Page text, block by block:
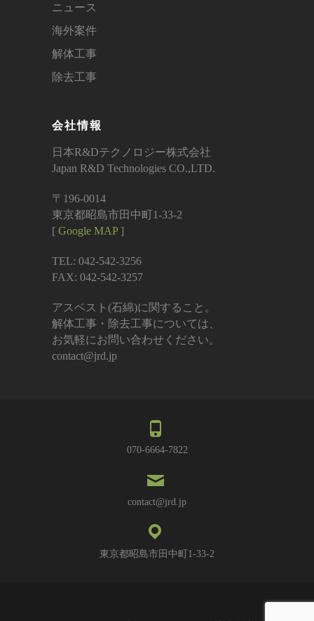
ニュース
海外案件
解体工事
除去工事
会社情報
日本R&Dテクノロジー株式会社
Japan R&D Technologies CO.,LTD.
〒196-0014
東京都昭島市田中町1-33-2
[ Google MAP]
TEL: 042-542-3256
FAX: 042-542-3257
アスベスト(石綿)に関すること。
解体工事・除去工事については、
お気軽にお問い合わせください。
contact@jrd.jp
070-6664-7822
contact@jrd.jp
東京都昭島市田中町1-33-2